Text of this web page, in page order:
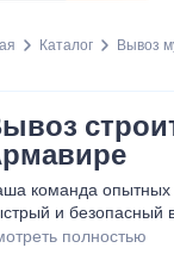
Каталог Вывоз
команда опытных
и безопасный
территории,
полностью